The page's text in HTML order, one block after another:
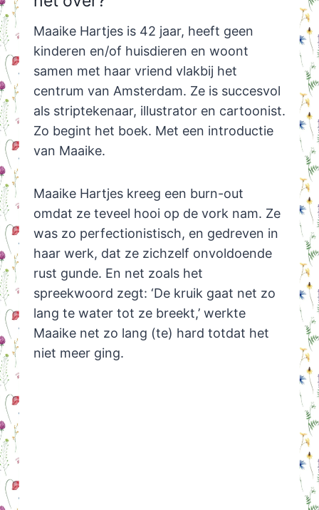
Maaike Hartjes is 42 jaar, heeft geen
kinderen en/of huisdieren en woont
samen met haar vriend vlakbij het
centrum van Amsterdam. Ze is succesvol
als striptekenaar, illustrator en cartoonist.
Zo begint het boek. Met een introductie
van Maaike.
Maaike Hartjes kreeg een burn-out
omdat ze teveel hooi op de vork nam. Ze
was zo perfectionistisch, en gedreven in
haar werk, dat ze zichzelf onvoldoende
rust gunde. En net zoals het
spreekwoord zegt: ‘De kruik gaat net zo
lang te water tot ze breekt,’ werkte
Maaike net zo lang (te) hard totdat het
niet meer ging.